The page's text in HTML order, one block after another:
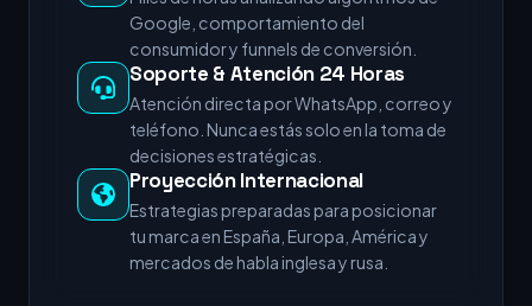
Google, comportamiento del
consumidor y funnels de conversión.
Soporte & Atención 24 Horas
Atención directa por WhatsApp, correo y
teléfono. Nunca estás solo en la toma de
decisiones estratégicas.
Proyección Internacional
Estrategias preparadas para posicionar
tu marca en España, Europa, América y
mercados de habla inglesa y rusa.